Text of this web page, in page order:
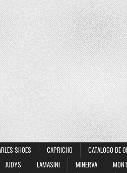
SHOES CAPRICHO CATALOGO DE
JUDYS LAMASINI MINERVA